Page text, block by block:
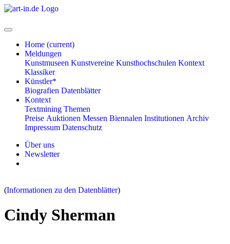
Home (current)
Meldungen
Kunstmuseen Kunstvereine Kunsthochschulen Kontext
Klassiker
Künstler*
Biografien Datenblätter
Kontext
Textmining Themen
Preise Auktionen Messen Biennalen Institutionen Archiv
Impressum Datenschutz
Über uns
Newsletter
(Informationen zu den Datenblätter)
Cindy Sherman